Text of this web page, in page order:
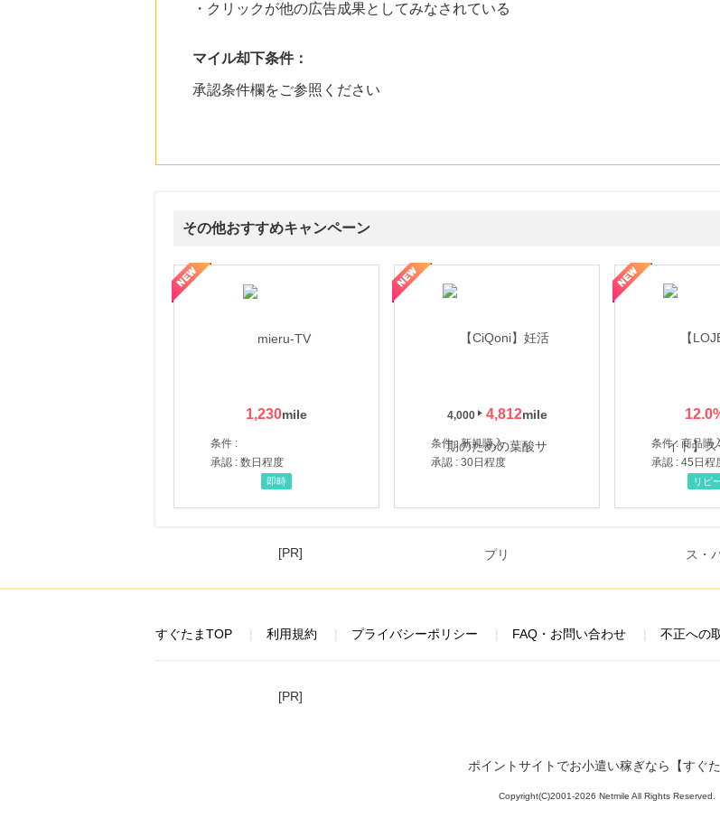
・クリックが他の広告成果としてみなされている
マイル却下条件：
承認条件欄をご参照ください
その他おすすめキャンペーン
1,230
条件 :
承認 : 数日程度
即時
4,000 4,812
条件 : 新規購入
承認 : 30日程度
12.0
条件 : 商品購
承認 : 45日程
【LOJEL公式サイト】スーツケース・バッグ
リピ
【ロデオドライブ】創業70年の信頼と高価買取を実現！ブランド品・貴金属の無料査
[PR]
すぐたまTOP 利用規約 プライバシーポリシー FAQ・お問い合わせ 不正への
[PR]
ポイントサイトでお小遣い稼ぎなら【すぐた
Copyright(C)2001-2026 Netmile All Rights Reserved.